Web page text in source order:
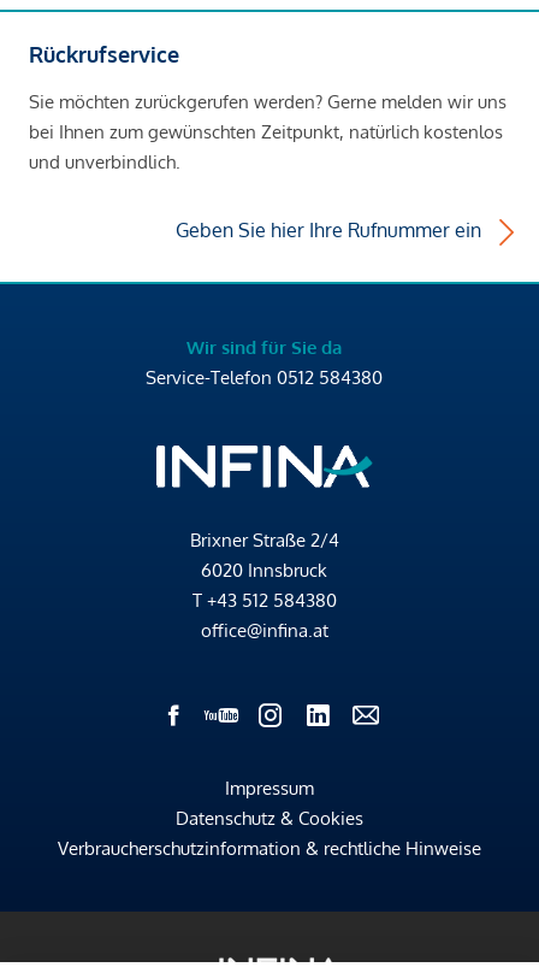
Rückrufservice
Sie möchten zurückgerufen werden? Gerne melden wir uns
bei Ihnen zum gewünschten Zeitpunkt, natürlich kostenlos
und unverbindlich.
Geben Sie hier Ihre Rufnummer ein
Wir sind für Sie da
Service-Telefon 0512 584380
Brixner Straße 2/4
6020 Innsbruck
T +43 512 584380
office@infina.at
Impressum
Datenschutz & Cookies
Verbraucherschutzinformation & rechtliche Hinweise